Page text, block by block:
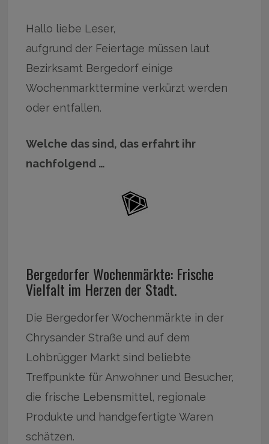
Hallo liebe Leser,
aufgrund der Feiertage müssen laut
Bezirksamt Bergedorf einige
Wochenmarkttermine verkürzt werden
oder entfallen.
Welche das sind, das erfahrt ihr
nachfolgend …
Bergedorfer Wochenmärkte: Frische
Vielfalt im Herzen der Stadt.
Die Bergedorfer Wochenmärkte in der
Chrysander Straße und auf dem
Lohbrügger Markt sind beliebte
Treffpunkte für Anwohner und Besucher,
die frische Lebensmittel, regionale
Produkte und handgefertigte Waren
schätzen.